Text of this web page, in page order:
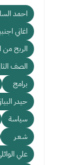
احمد
اغاني
الربح من
الصف
برامج
حيدر
سياسة
شـعـر
علي